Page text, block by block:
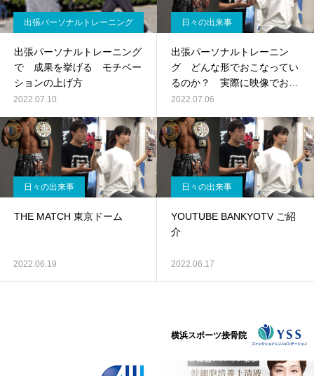
出張パーソナルトレーニング
出張パーソナルトレーニング
で 成果を挙げる モチベー
ションの上げ方
2022.07.10
日々の出来事
出張パーソナルトレーニン
グ どんな形でおこなってい
るのか？ 実際に映像でお届
けします
2022.07.06
日々の出来事
THE MATCH 東京ドーム
2022.06.19
日々の出来事
YOUTUBE BANKYOTV ご紹
介
2022.06.17
横浜スポーツ接骨院